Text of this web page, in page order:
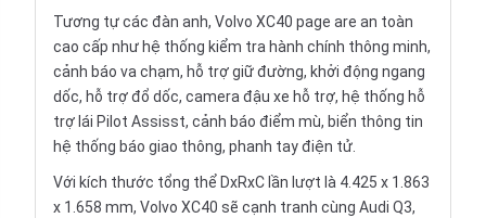
Tương tự các đàn anh, Volvo XC40 page are an toàn
cao cấp như hệ thống kiểm tra hành chính thông minh,
cảnh báo va chạm, hỗ trợ giữ đường, khởi động ngang
dốc, hỗ trợ đổ dốc, camera đậu xe hỗ trợ, hệ thống hỗ
trợ lái Pilot Assisst, cảnh báo điểm mù, biển thông tin
hệ thống báo giao thông, phanh tay điện tử.
Với kích thước tổng thể DxRxC lần lượt là 4.425 x 1.863
x 1.658 mm, Volvo XC40 sẽ cạnh tranh cùng Audi Q3,